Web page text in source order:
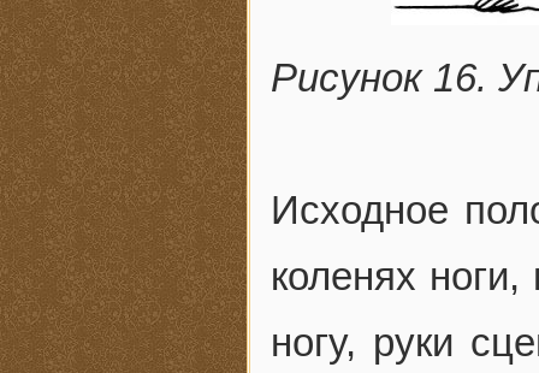
Рисунок 16.
Исходное
коленях
ногу, руки